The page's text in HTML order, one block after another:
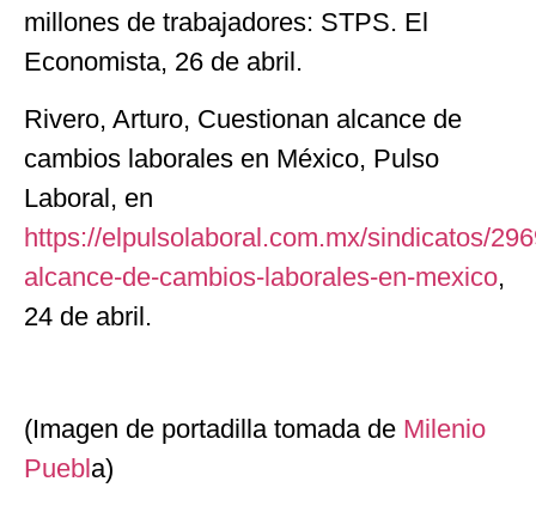
millones de trabajadores: STPS. El
Economista, 26 de abril.
Rivero, Arturo, Cuestionan alcance de
cambios laborales en México, Pulso
Laboral, en
https://elpulsolaboral.com.mx/sindicatos/
alcance-de-cambios-laborales-en-mexico,
24 de abril.
(Imagen de portadilla tomada de Milenio
Puebl a)